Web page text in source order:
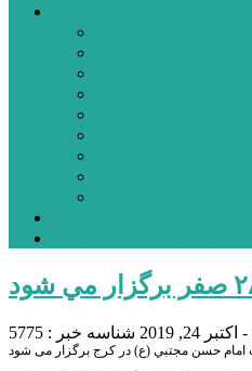
شناسه خبر : 5775